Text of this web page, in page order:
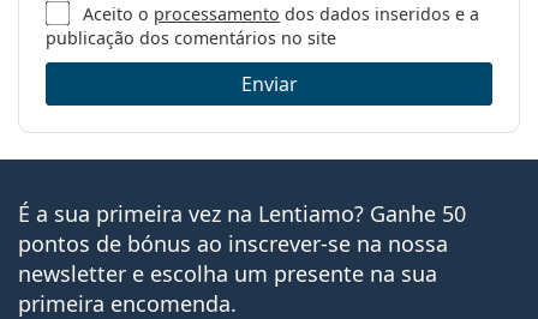
Aceito o processamento dos dados inseridos e a
publicação dos comentários no site
Enviar
É a sua primeira vez na Lentiamo? Ganhe 50
pontos de bónus ao inscrever-se na nossa
newsletter e escolha um presente na sua
primeira encomenda.